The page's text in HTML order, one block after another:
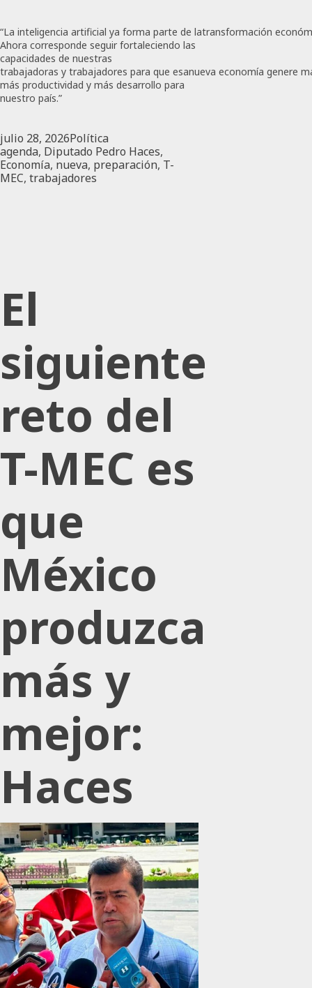
“La inteligencia artificial ya forma parte de latransformación
Ahora corresponde seguir fortaleciendo las
capacidades de nuestras
trabajadoras y trabajadores para que esanueva economía genere
más productividad y más desarrollo para
nuestro país.”
julio 28, 2026Política
agenda, Diputado Pedro Haces,
Economía, nueva, preparación, T-
MEC, trabajadores
El
siguiente
reto del
T-MEC es
que
México
produzca
más y
mejor:
Haces